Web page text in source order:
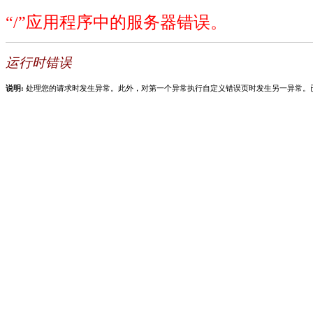
“/”应用程序中的服务器错误。
运行时错误
说明: 处理您的请求时发生异常。此外，对第一个异常执行自定义错误页时发生另一异常。